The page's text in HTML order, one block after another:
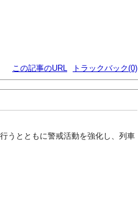
この記事のURL トラックバック(0)
うとともに警戒活動を強化し、列車